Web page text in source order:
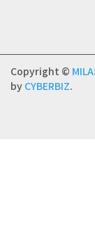
Copyright ©
by CYBERBIZ.